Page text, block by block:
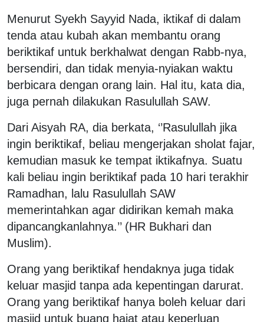
Menurut Syekh Sayyid Nada, iktikaf di dalam
tenda atau kubah akan membantu orang
beriktikaf untuk berkhalwat dengan Rabb-nya,
bersendiri, dan tidak menyia-nyiakan waktu
berbicara dengan orang lain. Hal itu, kata dia,
juga pernah dilakukan Rasulullah SAW.
Dari Aisyah RA, dia berkata, ‘’Rasulullah jika
ingin beriktikaf, beliau mengerjakan sholat fajar,
kemudian masuk ke tempat iktikafnya. Suatu
kali beliau ingin beriktikaf pada 10 hari terakhir
Ramadhan, lalu Rasulullah SAW
memerintahkan agar didirikan kemah maka
dipancangkanlahnya.’’ (HR Bukhari dan
Muslim).
Orang yang beriktikaf hendaknya juga tidak
keluar masjid tanpa ada kepentingan darurat.
Orang yang beriktikaf hanya boleh keluar dari
masjid untuk buang hajat atau keperluan